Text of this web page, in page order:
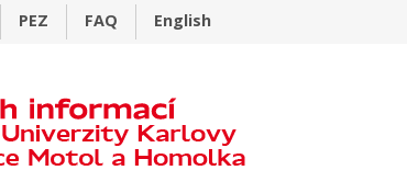
PEZ FAQ English